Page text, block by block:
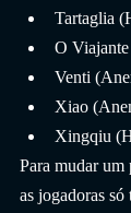
Tartaglia
O Viajante
Venti
Xiao
Xingqiu
Para mudar um
as jogadoras